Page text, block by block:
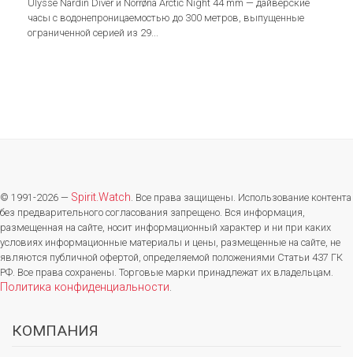
Ulysse Nardin Diver и Norrøna Arctic Night 44 mm — дайверские
часы с водонепроницаемостью до 300 метров, выпущенные
ограниченной серией из 29...
© 1991-2026 — Spirit.Watch. Все права защищены. Использование контента
без предварительного согласования запрещено. Вся информация,
размещенная на сайте, носит информационный характер и ни при каких
условиях информационные материалы и цены, размещенные на сайте, не
являются публичной офертой, определяемой положениями Статьи 437 ГК
РФ. Все права сохранены. Торговые марки принадлежат их владельцам.
Политика конфиденциальности.
КОМПАНИЯ